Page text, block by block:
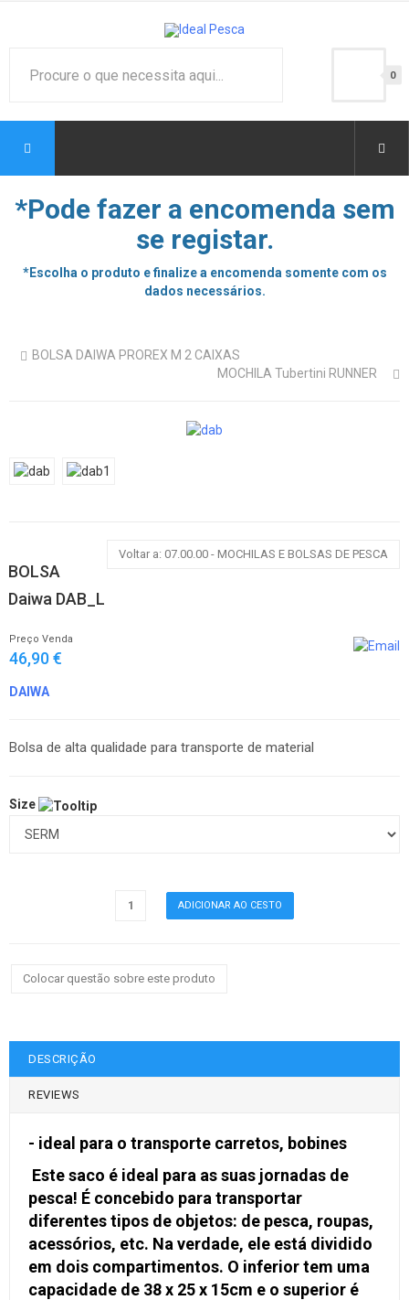
0
*Pode fazer a encomenda sem
se registar.
*Escolha o produto e finalize a encomenda somente com os
dados necessários.
BOLSA DAIWA PROREX M 2 CAIXAS
MOCHILA Tubertini RUNNER
Voltar a: 07.00.00 - MOCHILAS E BOLSAS DE PESCA
BOLSA
Daiwa DAB_L
Preço Venda
46,90 €
DAIWA
Bolsa de alta qualidade para transporte de material
Size
Colocar questão sobre este produto
DESCRIÇÃO
REVIEWS
- ideal para o transporte carretos, bobines
Este saco é ideal para as suas jornadas de
pesca! É concebido para transportar
diferentes tipos de objetos: de pesca, roupas,
acessórios, etc. Na verdade, ele está dividido
em dois compartimentos. O inferior tem uma
capacidade de 38 x 25 x 15cm e o superior é